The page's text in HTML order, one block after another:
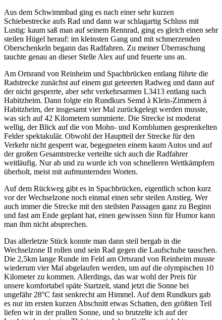
Aus dem Schwimmbad ging es nach einer sehr kurzen
Schiebestrecke aufs Rad und dann war schlagartig Schluss mit
Lustig: kaum saß man auf seinem Rennrad, ging es gleich einen sehr
steilen Hügel herauf: im kleinsten Gang und mit schmerzenden
Oberschenkeln begann das Radfahren. Zu meiner Überraschung
tauchte genau an dieser Stelle Alex auf und feuerte uns an.
Am Ortsrand von Reinheim und Spachbrücken entlang führte die
Radstrecke zunächst auf einem gut geteerten Radweg und dann auf
der nicht gesperrte, aber sehr verkehrsarmen L3413 entlang nach
Habitzheim. Dann folgte ein Rundkurs Semd à Klein-Zimmern à
Habitzheim, der insgesamt vier Mal zurückgelegt werden musste,
was sich auf 42 Kilometern summierte. Die Strecke ist moderat
wellig, der Blick auf die von Mohn- und Kornblumen gesprenkelten
Felder spektakulär. Obwohl der Hauptteil der Strecke für den
Verkehr nicht gesperrt war, begegneten einem kaum Autos und auf
der großen Gesamtstrecke verteilte sich auch die Radfahrer
weitläufig. Nur ab und zu wurde ich von schnelleren Wettkämpfern
überholt, meist mit aufmunternden Worten.
Auf dem Rückweg gibt es in Spachbrücken, eigentlich schon kurz
vor der Wechselzone noch einmal einen sehr steilen Anstieg. Wer
auch immer die Strecke mit den steilsten Passagen ganz zu Beginn
und fast am Ende geplant hat, einen gewissen Sinn für Humor kann
man ihm nicht absprechen.
Das allerletzte Stück konnte man dann steil bergab in die
Wechselzone II rollen und sein Rad gegen die Laufschuhe tauschen.
Die 2,5km lange Runde im Feld am Ortsrand von Reinheim musste
wiederum vier Mal abgelaufen werden, um auf die olympischen 10
Kilometer zu kommen. Allerdings, das war wohl der Preis für
unsere komfortabel späte Startzeit, stand jetzt die Sonne bei
ungefähr 28°C fast senkrecht am Himmel. Auf dem Rundkurs gab
es nur im ersten kurzen Abschnitt etwas Schatten, den größten Teil
liefen wir in der prallen Sonne, und so brutzelte ich auf der